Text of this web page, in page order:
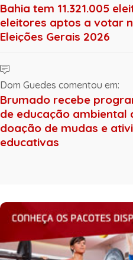
Bahia tem 11.321.005
eleitores aptos a votar
Eleições Gerais 2026
Dom Guedes comentou em:
Brumado recebe
de educação ambiental
doação de mudas e
educativas